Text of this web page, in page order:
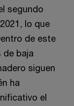
segundo
lo que
de este
de baja
siguen
ha
el